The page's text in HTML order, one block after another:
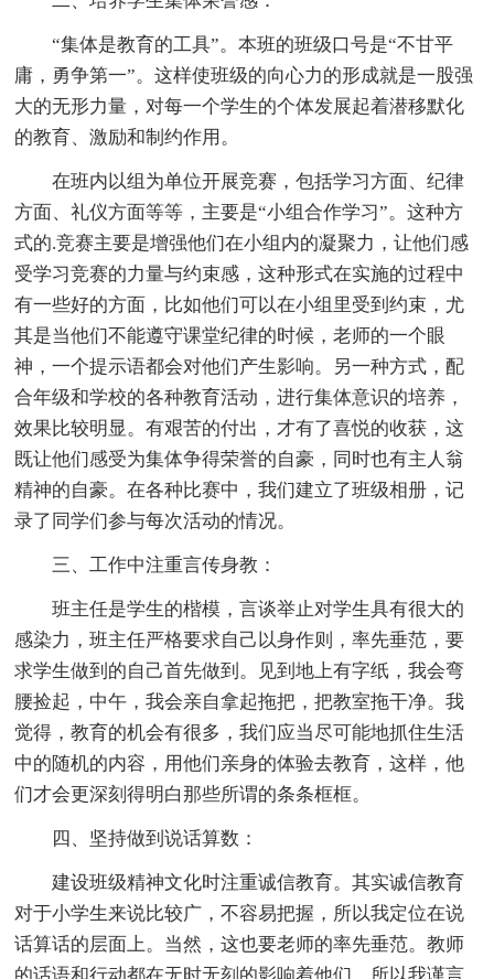
“集体是教育的工具”。本班的班级口号是“不甘平
庸，勇争第一”。这样使班级的向心力的形成就是一股强
大的无形力量，对每一个学生的个体发展起着潜移默化
的教育、激励和制约作用。
在班内以组为单位开展竞赛，包括学习方面、纪律
方面、礼仪方面等等，主要是“小组合作学习”。这种方
式的.竞赛主要是增强他们在小组内的凝聚力，让他们感
受学习竞赛的力量与约束感，这种形式在实施的过程中
有一些好的方面，比如他们可以在小组里受到约束，尤
其是当他们不能遵守课堂纪律的时候，老师的一个眼
神，一个提示语都会对他们产生影响。另一种方式，配
合年级和学校的各种教育活动，进行集体意识的培养，
效果比较明显。有艰苦的付出，才有了喜悦的收获，这
既让他们感受为集体争得荣誉的自豪，同时也有主人翁
精神的自豪。在各种比赛中，我们建立了班级相册，记
录了同学们参与每次活动的情况。
三、工作中注重言传身教：
班主任是学生的楷模，言谈举止对学生具有很大的
感染力，班主任严格要求自己以身作则，率先垂范，要
求学生做到的自己首先做到。见到地上有字纸，我会弯
腰捡起，中午，我会亲自拿起拖把，把教室拖干净。我
觉得，教育的机会有很多，我们应当尽可能地抓住生活
中的随机的内容，用他们亲身的体验去教育，这样，他
们才会更深刻得明白那些所谓的条条框框。
四、坚持做到说话算数：
建设班级精神文化时注重诚信教育。其实诚信教育
对于小学生来说比较广，不容易把握，所以我定位在说
话算话的层面上。当然，这也要老师的率先垂范。教师